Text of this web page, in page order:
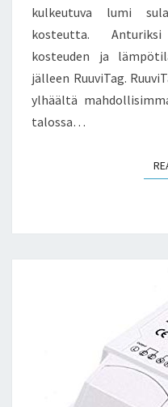
kulkeutuva lumi
kosteutta.
kosteuden ja
jälleen RuuviTag.
ylhäältä
talossa…